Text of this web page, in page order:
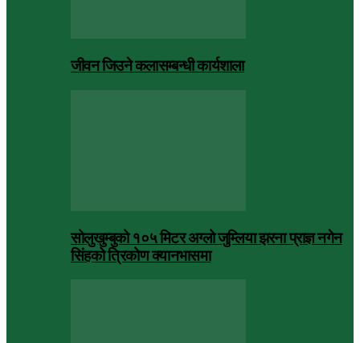
जीवन जिउने कलासम्बन्धी कार्यशाला
सोलुखुम्बुको १०५ मिटर अग्लो जुम्लिया झरना प्राज्ञ नगेन
सिंहको त्रिकोण क्यानभासमा